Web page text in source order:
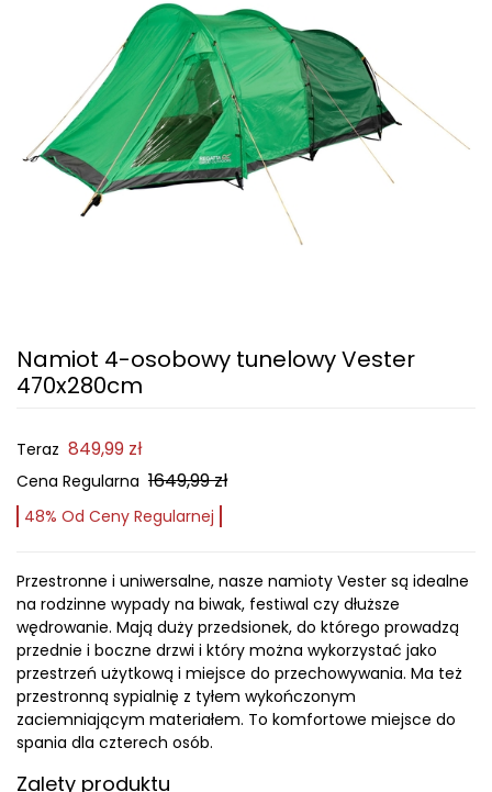
Namiot 4-osobowy tunelowy Vester
470x280cm
Cena Regularna 1649,99 zł
Teraz 849,99 zł
48% Od Ceny Regularnej
Przestronne i uniwersalne, nasze namioty Vester są idealne
na rodzinne wypady na biwak, festiwal czy dłuższe
wędrowanie. Mają duży przedsionek, do którego prowadzą
przednie i boczne drzwi i który można wykorzystać jako
przestrzeń użytkową i miejsce do przechowywania. Ma też
przestronną sypialnię z tyłem wykończonym
zaciemniającym materiałem. To komfortowe miejsce do
spania dla czterech osób.
Zalety produktu